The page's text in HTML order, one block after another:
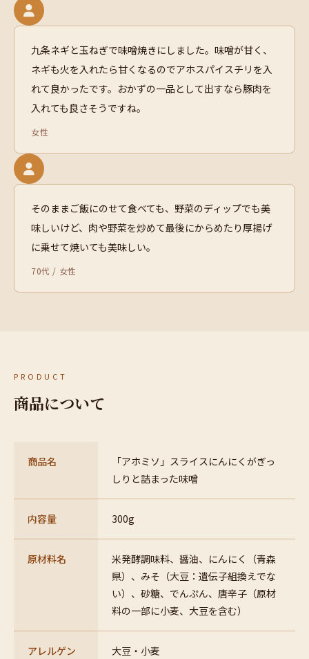
九条ネギと玉ねぎで味噌焼きにしました。味噌が甘く、
ネギも火を入れたら甘くなるのでアホスパイスチリを入
れて良かったです。おかずの一品として出すなら豚肉を
入れても良さそうですね。
女性
そのままご飯にのせて食べても、野菜のディップでも美
味しいけど、肉や野菜を炒めて最後にからめたり厚揚げ
に乗せて焼いても美味しい。
70代 / 女性
PRODUCT
商品について
商品名
「アホミソ」スライスにんにくがぎっ
しりと詰まった味噌
内容量 300g
原材料名
米発酵調味料、醤油、にんにく（青森
県）、みそ（大豆：遺伝子組換えでな
い）、砂糖、でんぷん、唐辛子（原材
料の一部に小麦、大豆を含む）
アレルゲン 大豆・小麦